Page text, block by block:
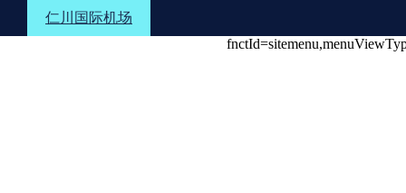
Shortcuts to the text Shortcuts to the menu
仁川国际机场